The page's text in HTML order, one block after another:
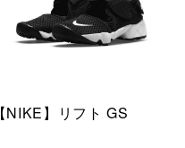
【NIKE】リフト GS